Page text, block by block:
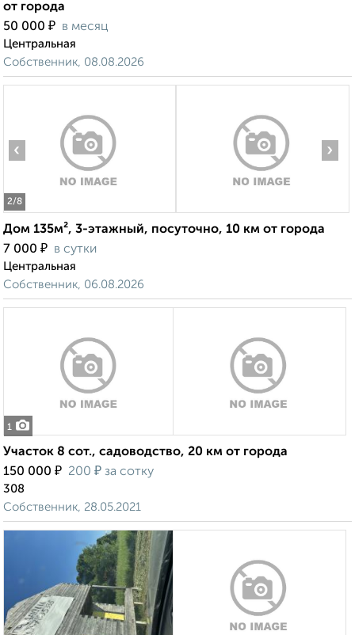
от города
50 000 ₽ в месяц
Центральная
Собственник, 08.08.2026
2/8
‹ ›
Дом 135м², 3-этажный, посуточно, 10 км от города
7 000 ₽ в сутки
Центральная
Собственник, 06.08.2026
1
Участок 8 сот., садоводство, 20 км от города
150 000 ₽ 200 ₽ за сотку
308
Собственник, 28.05.2021